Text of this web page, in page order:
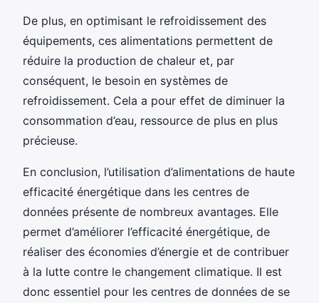
De plus, en optimisant le refroidissement des
équipements, ces alimentations permettent de
réduire la production de chaleur et, par
conséquent, le besoin en systèmes de
refroidissement. Cela a pour effet de diminuer la
consommation d’eau, ressource de plus en plus
précieuse.
En conclusion, l’utilisation d’alimentations de haute
efficacité énergétique dans les centres de
données présente de nombreux avantages. Elle
permet d’améliorer l’efficacité énergétique, de
réaliser des économies d’énergie et de contribuer
à la lutte contre le changement climatique. Il est
donc essentiel pour les centres de données de se